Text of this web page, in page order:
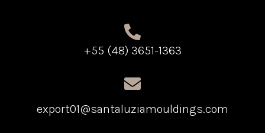
+55 (48) 3651-1363
export01@santaluziamouldings.com